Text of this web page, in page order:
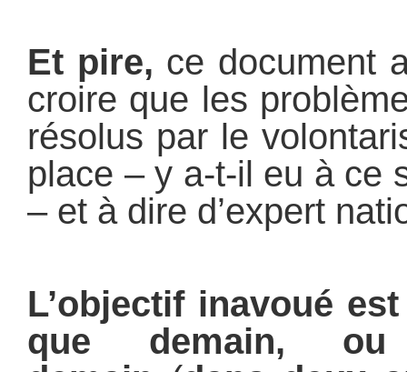
Et pire, ce document
croire que les
résolus par le
place – y a-t-il eu à ce
– et à dire d’expert
L’objectif inavoué
que demain,